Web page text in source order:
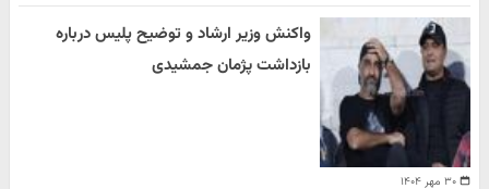
۳۰ مهر ۱۴۰۴
واکنش وزیر ارشاد و توضیح پلیس درباره
بازداشت پژمان جمشیدی